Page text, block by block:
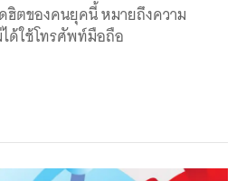
ฮิตของคนยุคนี้ หมายถึงความ
ด้ใช้โทรศัพท์มือถือ